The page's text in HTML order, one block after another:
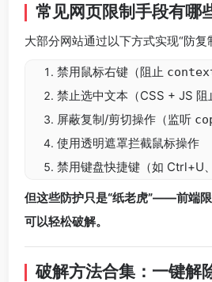
常见网页限制手段有哪
大部分网站通过以下方式实现“防复
禁用鼠标右键（阻止
禁止选中文本（CSS + JS 阻
屏蔽复制/剪切操作（监听
使用透明遮罩拦截鼠标操作
禁用键盘快捷键（如 Ctrl+U
但这些防护只是“纸老虎”——前端
可以轻松破解。
破解方法合集：一键解